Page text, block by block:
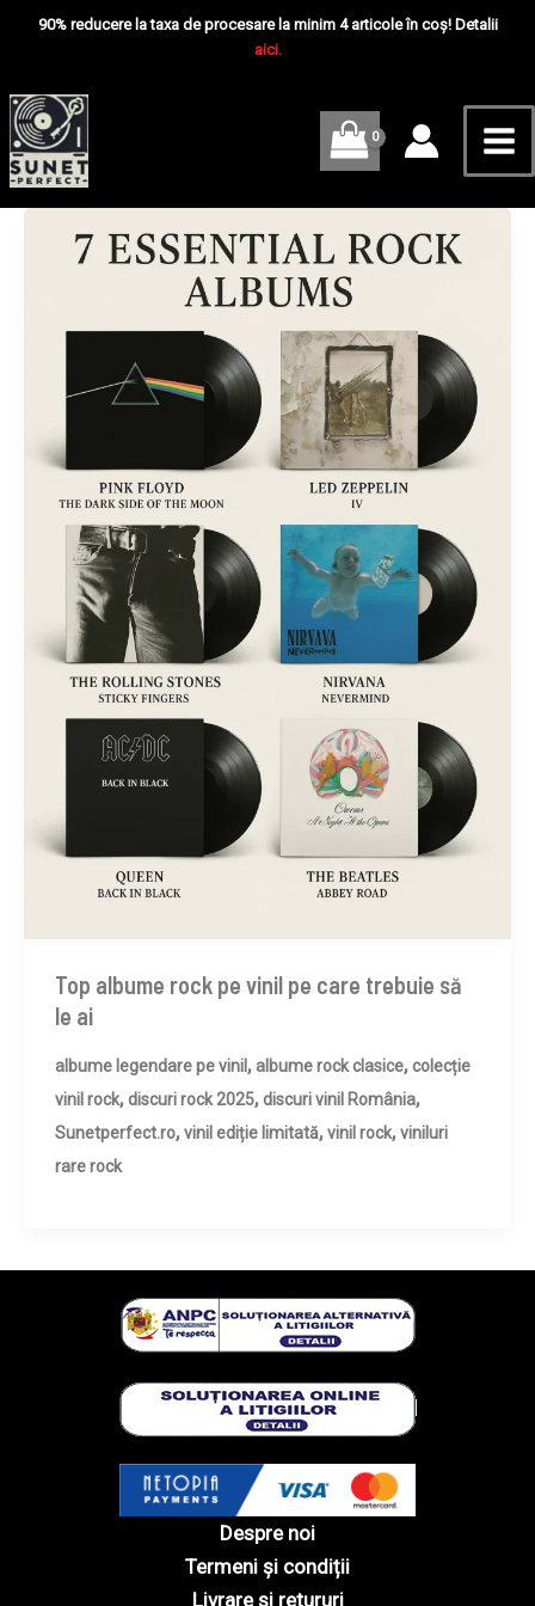
90% reducere la taxa de procesare la minim 4 articole în coș! Detalii
aici.
Top albume rock pe vinil pe care trebuie să
le ai
albume legendare pe vinil,albume rock clasice,colecție
vinil rock,discuri rock 2025,discuri vinil România,
Sunetperfect.ro,vinil ediție limitată,vinil rock,viniluri
rare rock
Despre noi
Termeni și condiții
Livrare și retururi